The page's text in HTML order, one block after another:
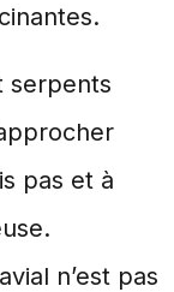
serpents
pas et à
n’est pas